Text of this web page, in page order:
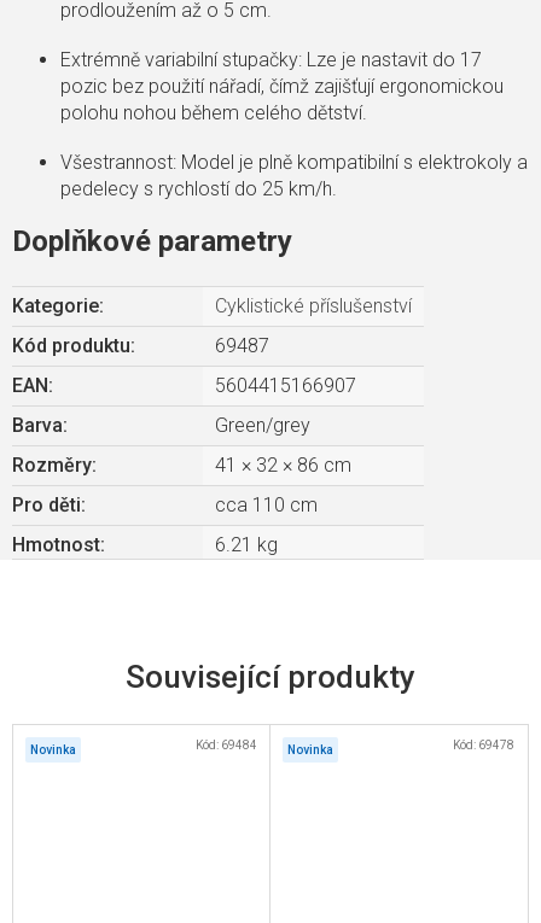
Související produkty
Novinka Kód: 69484 Novinka Kód: 69478
prodloužením až o 5 cm.
Extrémně variabilní stupačky: Lze je nastavit do 17
pozic bez použití nářadí, čímž zajišťují ergonomickou
polohu nohou během celého dětství.
Všestrannost: Model je plně kompatibilní s elektrokoly a
pedelecy s rychlostí do 25 km/h.
Doplňkové parametry
Kategorie:
Cyklistické příslušenství
Kód produktu:
69487
EAN :
5604415166907
Barva:
Green/grey
Rozměry:
41 × 32 × 86 cm
Pro děti:
cca 110 cm
Hmotnost: 6.21 kg